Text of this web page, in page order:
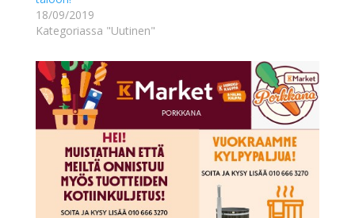
18/09/2019
Kategoriassa "Uutinen"